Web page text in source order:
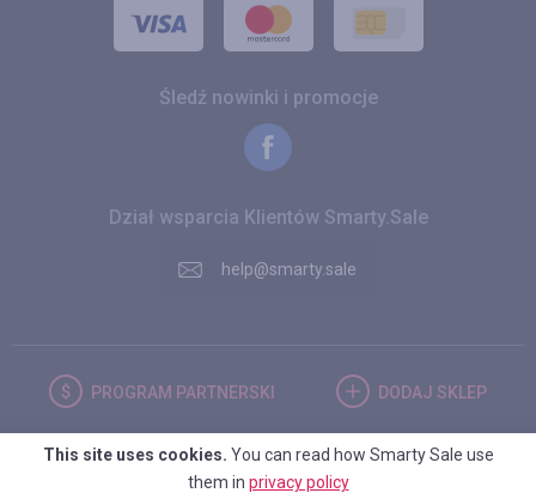
Śledź nowinki i promocje
Dział wsparcia Klientów Smarty.Sale
help@smarty.sale
PROGRAM PARTNERSKI DODAJ SKLEP
POLSKA
This site uses cookies. You can read how Smarty Sale use
them in privacy policy